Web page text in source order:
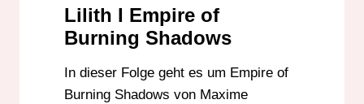
Lilith I Empire of
Burning Shadows
In dieser Folge geht es um Empire of
Burning Shadows von Maxime